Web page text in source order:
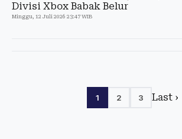
Divisi Xbox Babak Belur
Minggu, 12 Juli 2026 23:47 WIB
1 2 3 Last ›